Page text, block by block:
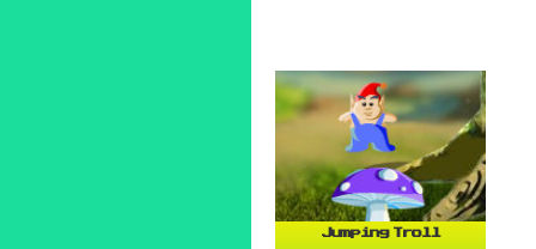
Jumping Troll